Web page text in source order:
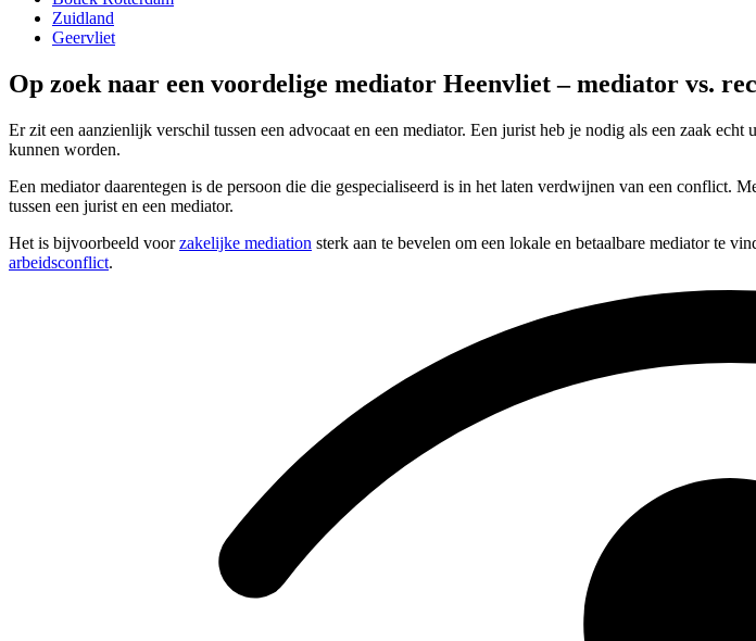
Zuidland
Geervliet
Op zoek naar een voordelige mediator Heenvliet – mediator vs.
Er zit een aanzienlijk verschil tussen een advocaat en een mediator. Een jurist heb je nodig als een zaak
kunnen worden.
Een mediator daarentegen is de persoon die die gespecialiseerd is in het laten verdwijnen van een conflict.
tussen een jurist en een mediator.
Het is bijvoorbeeld voorzakelijke mediation sterk aan te bevelen om een lokale en betaalbare mediator te
arbeidsconflict.